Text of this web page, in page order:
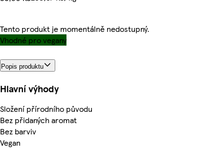
Tento produkt je momentálně nedostupný.
Vhodné pro vegany
Popis produktu
Hlavní výhody
Složení přírodního původu
Bez přidaných aromat
Bez barviv
Vegan